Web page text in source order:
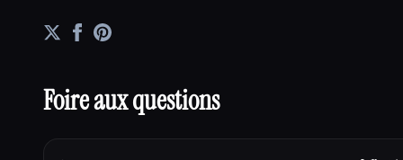
Foire aux questions